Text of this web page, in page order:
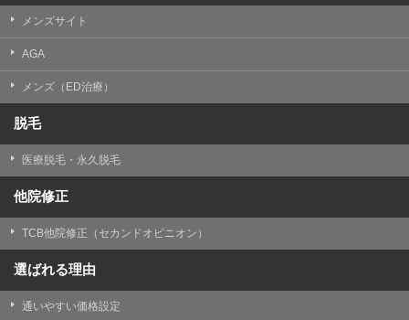
TCBグループは、【利用目的】の達成に必要な範囲内に
おいて、取得情報の取扱いの全部または一部を外部の業
務委託先に委託することがあります。取得情報の取り扱
いを委託する場合、委託先との間で、個人情報の保護に
正に管理されるよう確保します。
【第三者提供について】
TCBグループは、個人情報保護法その他の法令により認
められる場合を除き、患者様の同意なしに、取得情報を
委託先以外の第三者に開示・提供することはありませ
ん。
TCBグループは、本人の申し出により個人情報に関する
について、これを適切に対応します。
問合せ先：個人情報お問合せフォーム
メンズサイト
AGA
メンズ（ED治療）
脱毛
医療脱毛・永久脱毛
他院修正
TCB他院修正（セカンドオピニオン）
選ばれる理由
通いやすい価格設定